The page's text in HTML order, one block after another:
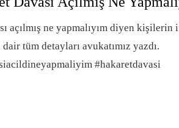
açılmış ne yapmalıyım diyen kişilerin
dair tüm detayları avukatımız yazdı.
#hakaretdavasi